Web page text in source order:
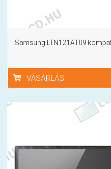
Samsung LTN121AT09
VÁSÁRLÁS